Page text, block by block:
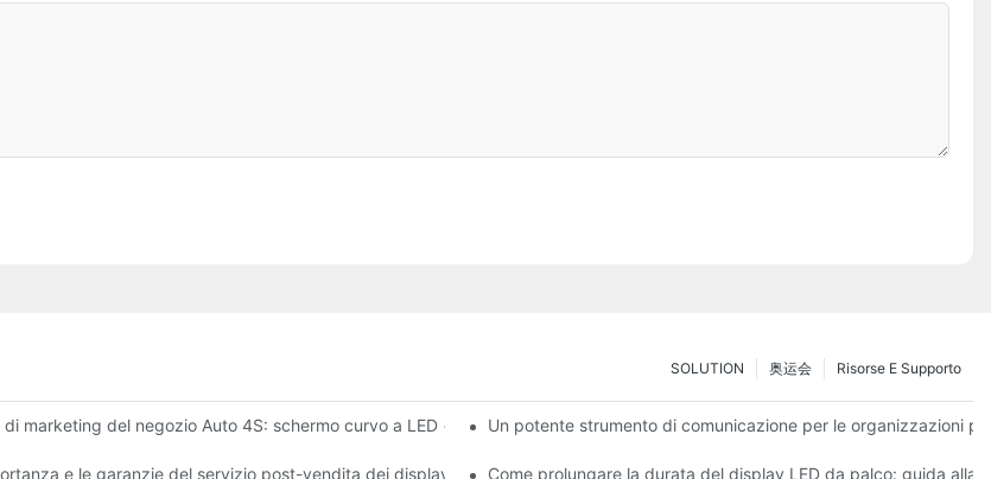
Risorse E Supporto
奥运会
SOLUTION
del volo per schermo LED interno ad alta luminosità
di marketing del negozio Auto 4S: schermo curvo a LED + esperienza di test drive immersiva della tecnologia AR
Un potente strumento di comunicazione per le organizzazioni
e le garanzie del servizio post-vendita dei display LED da palcoCome prolungare la durata del display LED da palco: guida alla